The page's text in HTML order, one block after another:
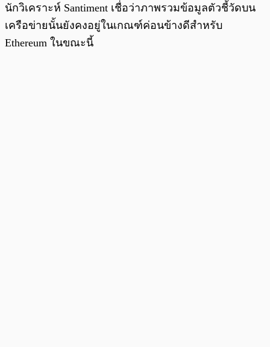
นักวิเคราะห์ Santiment เชื่อว่าภาพรวมข้อมูลตัวชี้วัดบน
เครือข่ายนั้นยังคงอยู่ในเกณฑ์ค่อนข้างดีสำหรับ
Ethereum ในขณะนี้